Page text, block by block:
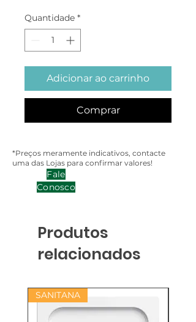
Quantidade *
Adicionar ao carrinho
Comprar
*Preços meramente indicativos, contacte
uma das Lojas para confirmar valores!
Fale
Conosco
Produtos
relacionados
SANITANA